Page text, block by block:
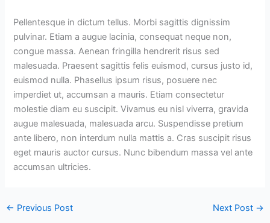
Pellentesque in dictum tellus. Morbi sagittis dignissim
pulvinar. Etiam a augue lacinia, consequat neque non,
congue massa. Aenean fringilla hendrerit risus sed
malesuada. Praesent sagittis felis euismod, cursus justo id,
euismod nulla. Phasellus ipsum risus, posuere nec
imperdiet ut, accumsan a mauris. Etiam consectetur
molestie diam eu suscipit. Vivamus eu nisl viverra, gravida
augue malesuada, malesuada arcu. Suspendisse pretium
ante libero, non interdum nulla mattis a. Cras suscipit risus
eget mauris auctor cursus. Nunc bibendum massa vel ante
accumsan ultricies.
← Previous Post Next Post →